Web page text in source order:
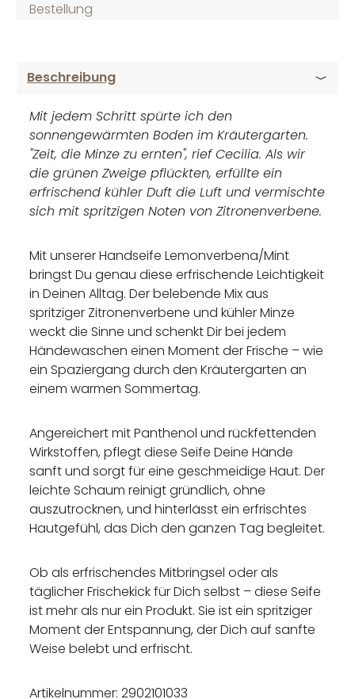
Bestellung
Beschreibung
Mit jedem Schritt spürte ich den
sonnengewärmten Boden im Kräutergarten.
"Zeit, die Minze zu ernten", rief Cecilia. Als wir
die grünen Zweige pflückten, erfüllte ein
erfrischend kühler Duft die Luft und vermischte
sich mit spritzigen Noten von Zitronenverbene.
Mit unserer Handseife Lemonverbena/Mint
bringst Du genau diese erfrischende Leichtigkeit
in Deinen Alltag. Der belebende Mix aus
spritziger Zitronenverbene und kühler Minze
weckt die Sinne und schenkt Dir bei jedem
Händewaschen einen Moment der Frische – wie
ein Spaziergang durch den Kräutergarten an
einem warmen Sommertag.
Angereichert mit Panthenol und rückfettenden
Wirkstoffen, pflegt diese Seife Deine Hände
sanft und sorgt für eine geschmeidige Haut. Der
leichte Schaum reinigt gründlich, ohne
auszutrocknen, und hinterlässt ein erfrischtes
Hautgefühl, das Dich den ganzen Tag begleitet.
Ob als erfrischendes Mitbringsel oder als
täglicher Frischekick für Dich selbst – diese Seife
ist mehr als nur ein Produkt. Sie ist ein spritziger
Moment der Entspannung, der Dich auf sanfte
Weise belebt und erfrischt.
Artikelnummer: 2902101033